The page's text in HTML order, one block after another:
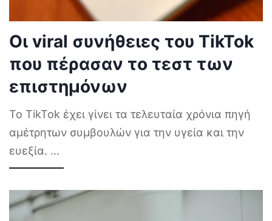
Οι viral συνήθειες του TikTok
που πέρασαν το τεστ των
επιστημόνων
Το TikTok έχει γίνει τα τελευταία χρόνια πηγή
αμέτρητων συμβουλών για την υγεία και την
ευεξία. ...